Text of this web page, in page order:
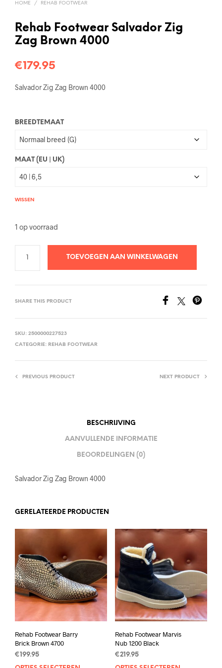
HOME / REHAB FOOTWEAR
Rehab Footwear Salvador Zig
Zag Brown 4000
€179.95
Salvador Zig Zag Brown 4000
BREEDTEMAAT
MAAT (EU | UK)
WISSEN
1 op voorraad
TOEVOEGEN AAN WINKELWAGEN
SHARE THIS PRODUCT
SKU: 2500000227523
CATEGORIE: REHAB FOOTWEAR
PREVIOUS PRODUCT NEXT PRODUCT
BESCHRIJVING
AANVULLENDE INFORMATIE
BEOORDELINGEN (0)
Salvador Zig Zag Brown 4000
GERELATEERDE PRODUCTEN
Rehab Footwear Barry
Brick Brown 4700
€ 199.95
Rehab Footwear Marvis
Nub 1200 Black
€219.95